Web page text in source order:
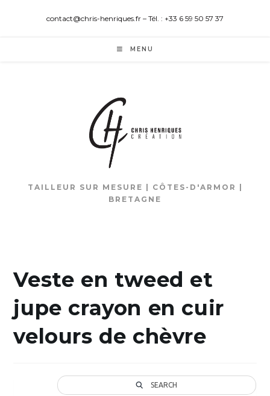
contact@chris-henriques.fr – Tél. : +33 6 59 50 57 37
MENU
TAILLEUR SUR MESURE | CÔTES-D'ARMOR |
BRETAGNE
Veste en tweed et
jupe crayon en cuir
velours de chèvre
SEARCH